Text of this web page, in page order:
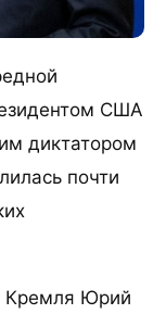
США
диктатором
почти
Кремля Юрий